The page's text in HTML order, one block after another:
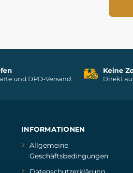
und DPD-Versand
Keine
Direkt
INFORMATIONEN
Allgemeine
Geschäftsbedingungen